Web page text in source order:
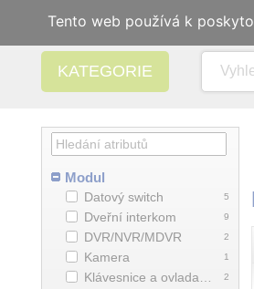
KATEGORIE
Modul
5
Datový switch
9
Dveřní interkom
2
DVR/NVR/MDVR
1
Kamera
2
Tento web používá k